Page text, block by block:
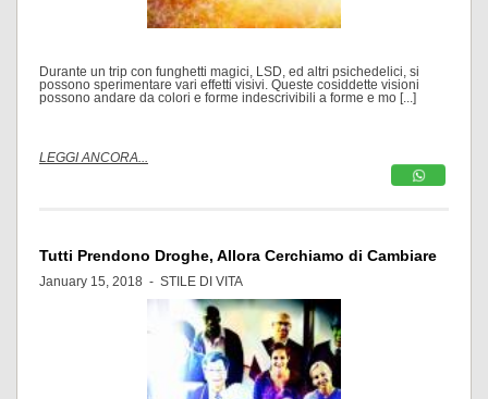
Durante un trip con funghetti magici, LSD, ed altri psichedelici, si
possono sperimentare vari effetti visivi. Queste cosiddette visioni
possono andare da colori e forme indescrivibili a forme e mo [...]
LEGGI ANCORA...
Tutti Prendono Droghe, Allora Cerchiamo di Cambiare
January 15, 2018 - STILE DI VITA